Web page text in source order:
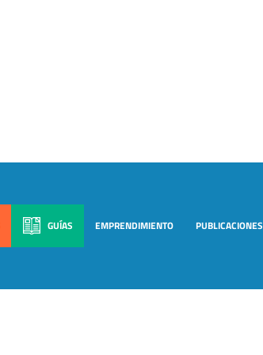
GUÍAS EMPRENDIMIENTO PUBLICACIONES